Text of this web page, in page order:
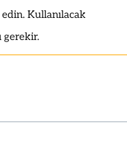
Kullanılacak
gerekir.